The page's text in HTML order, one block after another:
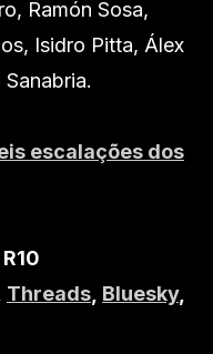
Ramón Sosa,
Isidro Pitta, Álex
escalações dos
Threads, Bluesky,